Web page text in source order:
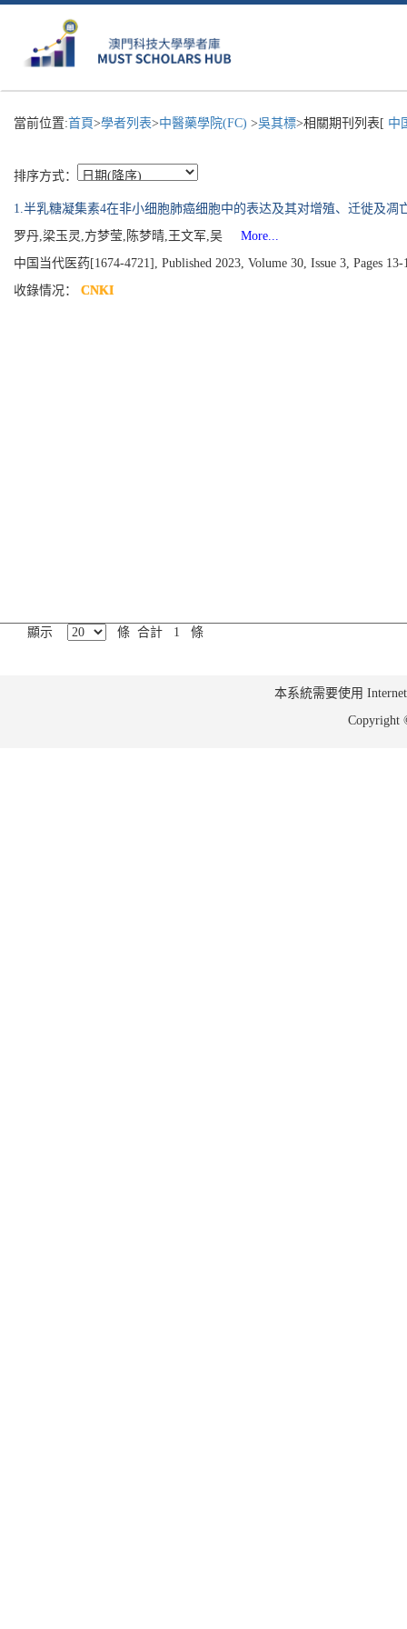
當前位置:首頁>學者列表>中醫藥學院(FC) >吳其標>相關期刊列表[ 中
排序方式：
1.半乳糖凝集素4在非小细胞肺癌细胞中的表达及其对增殖、迁徙及凋
罗丹,梁玉灵,方梦莹,陈梦晴,王文军,吴
More...
中国当代医药[1674-4721], Published 2023, Volume 30, Issue 3, Pages 13-
收錄情况： CNKI
顯示 條 合計 1 條
本系統需要使用
Copyright